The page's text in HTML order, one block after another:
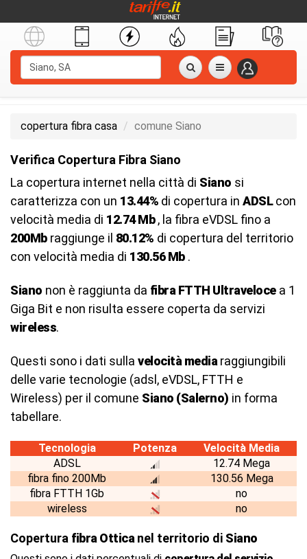
copertura fibra casa comune Siano
Verifica Copertura Fibra Siano
La copertura internet nella città di Siano si
caratterizza con un 13.44% di copertura in ADSLcon
velocità media di 12.74 Mb, la fibra eVDSL fino a
200Mbraggiunge il 80.12% di copertura del territorio
con velocità media di 130.56 Mb.
Siano non è raggiunta da fibra FTTH Ultravelocea 1
Giga Bit e non risulta essere coperta da servizi
wireless.
Questi sono i dati sulla velocità media raggiungibili
delle varie tecnologie (adsl, eVDSL, FTTH e
Wireless) per il comune Siano (Salerno) in forma
tabellare.
Tecnologia Potenza
Velocità Media
ADSL
12.74 Mega
fibra fino 200Mb
130.56 Mega
fibra FTTH 1Gb
no
wireless
no
Copertura fibra Ottica nel territorio di Siano